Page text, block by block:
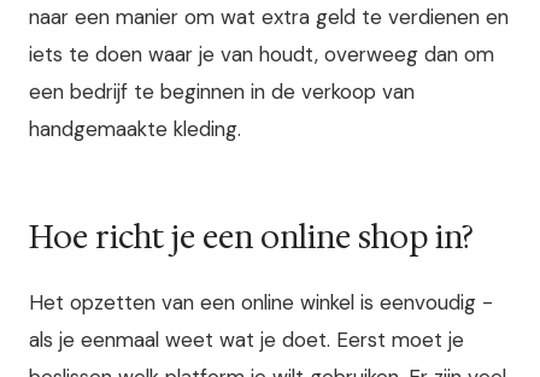
naar een manier om wat extra geld te verdienen en
iets te doen waar je van houdt, overweeg dan om
een bedrijf te beginnen in de verkoop van
handgemaakte kleding.
Hoe richt je een online shop in?
Het opzetten van een online winkel is eenvoudig -
als je eenmaal weet wat je doet. Eerst moet je